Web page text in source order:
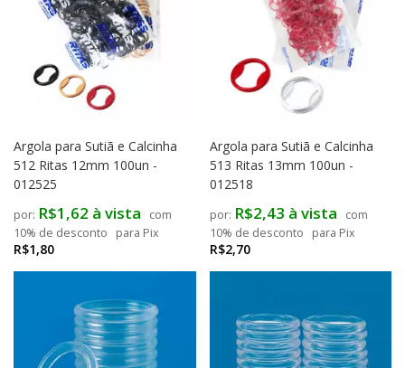
Argola para Sutiã e Calcinha
512 Ritas 12mm 100un -
012525
R$1,80
R$1,62 à vista
com
10% de desconto
para Pix
Argola para Sutiã e Calcinha
513 Ritas 13mm 100un -
012518
R$2,70
R$2,43 à vista
com
10% de desconto
para Pix